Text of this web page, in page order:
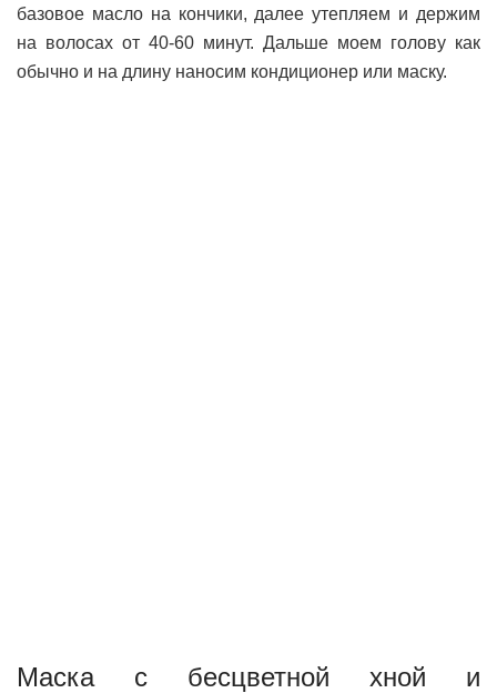
базовое масло на кончики, далее утепляем и держим
на волосах от 40-60 минут. Дальше моем голову как
обычно и на длину наносим кондиционер или маску.
Маска с бесцветной хной и